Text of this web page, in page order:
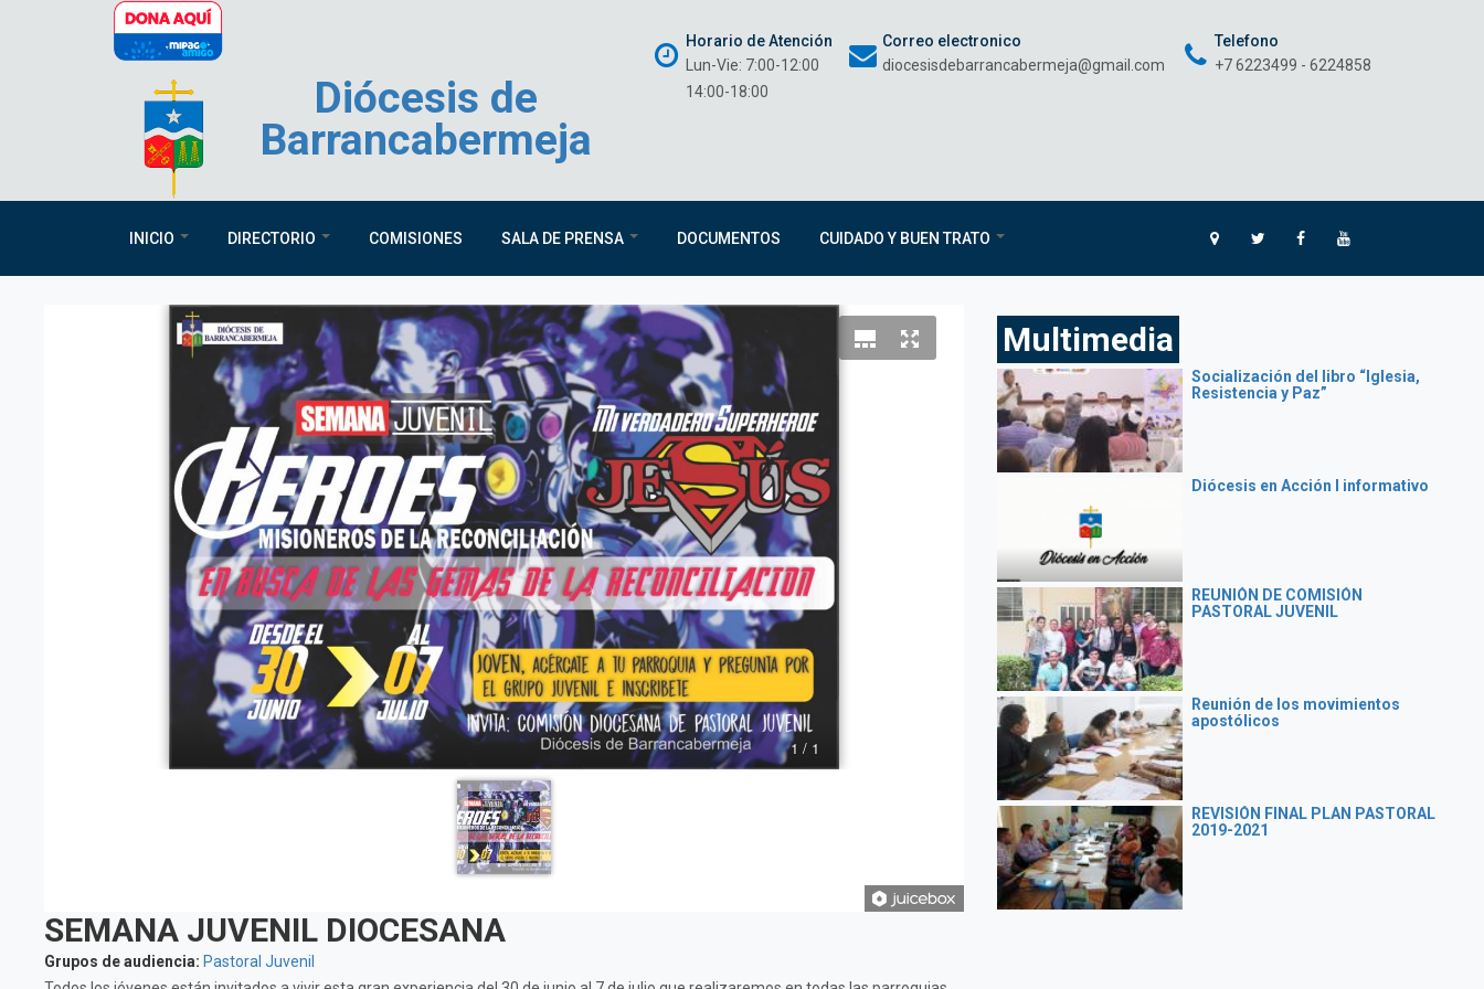
Pasar al contenido principal
Diócesis de
Barrancabermeja
Horario de Atención
Lun-Vie: 7:00-12:00
14:00-18:00
Correo electronico
diocesisdebarrancabermeja@gmail.com
Telefono
+7 6223499 - 6224858
INICIO DIRECTORIO COMISIONES SALA DE PRENSA DOCUMENTOS CUIDADO Y BUEN TRATO
SEMANA JUVENIL DIOCESANA
Grupos de audiencia: Pastoral Juvenil
Multimedia
Socialización del libro “Iglesia,
Resistencia y Paz”
Diócesis en Acción I informativo
REUNIÓN DE COMISIÓN
PASTORAL JUVENIL
Reunión de los movimientos
apostólicos
REVISIÓN FINAL PLAN PASTORAL
2019-2021